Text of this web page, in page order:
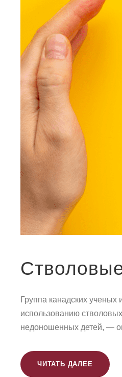
Группа канадских
использованию
недоношенных детей, —
ЧИТАТЬ ДАЛЕЕ